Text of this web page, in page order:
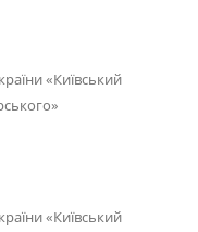
«Київський
«Київський